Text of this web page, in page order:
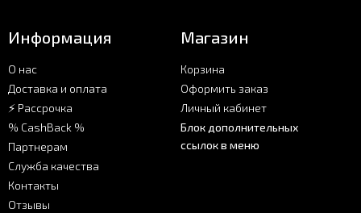
Информация
О нас
Доставка и оплата
⚡ Рассрочка
% CashBack %
Партнерам
Служба качества
Контакты
Отзывы
Магазин
Корзина
Оформить заказ
Личный кабинет
Блок дополнительных
ссылок в меню